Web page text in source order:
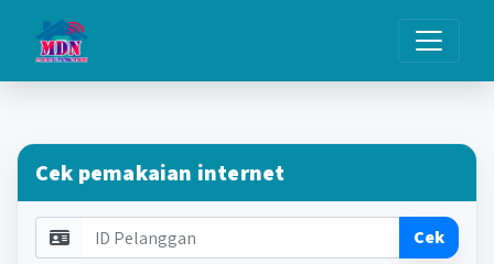
Cek pemakaian internet
ID Pelanggan Cek